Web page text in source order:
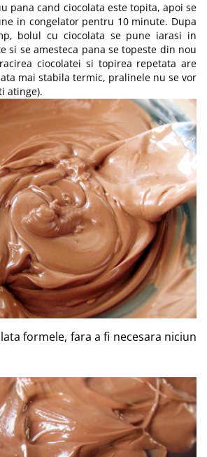
pana cand ciocolata este topita, apoi se
in congelator pentru 10 minute. Dupa
bolul cu ciocolata se pune iarasi in
si se amesteca pana se topeste din nou
ciocolatei si topirea repetata are
mai stabila termic, pralinele nu se vor
atinge).
formele, fara a fi necesara niciun